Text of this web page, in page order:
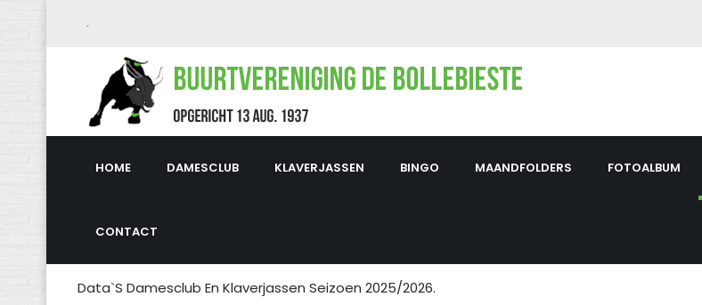
.
HOME DAMESCLUB KLAVERJASSEN BINGO MAANDFOLDERS FOTOALBUM
CONTACT
Data`s Damesclub En Klaverjassen Seizoen 2025/2026.